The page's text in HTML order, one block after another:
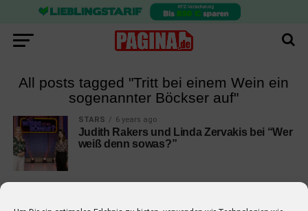
All posts tagged "Tritt bei einem Wein ein
sogenannter Böckser auf"
STARS 6 years ago
Judith Rakers und Linda Zervakis bei “Wer
weiß denn sowas?”